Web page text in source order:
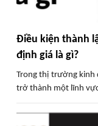
Điều kiện thành
định giá là gì?
Trong thị trường kinh
trở thành một lĩnh